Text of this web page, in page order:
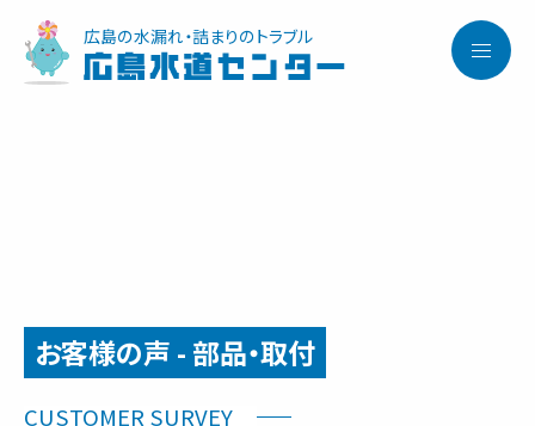
広島の水漏れ・詰まりのトラブル
広島水道センター
お客様の声 - 部品・取付